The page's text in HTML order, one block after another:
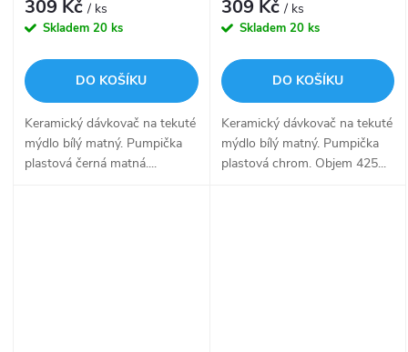
309 Kč/ ks
Skladem 20 ks
DO KOŠÍKU
Keramický dávkovač na tekuté
mýdlo bílý matný. Pumpička
plastová černá matná....
309 Kč/ ks
Skladem 20 ks
DO KOŠÍKU
Keramický dávkovač na tekuté
mýdlo bílý matný. Pumpička
plastová chrom. Objem 425...